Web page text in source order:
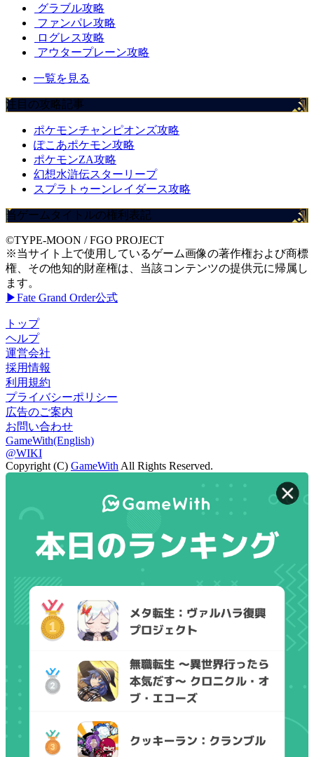
グラブル攻略
ファンパレ攻略
ログレス攻略
アウタープレーン攻略
一覧を見る
注目の攻略記事
ポケモンチャンピオンズ攻略
ぽこあポケモン攻略
ポケモンZA攻略
幻想水滸伝スターリープ
スプラトゥーンレイダース攻略
当ゲームタイトルの権利表記
©TYPE-MOON / FGO PROJECT
※当サイト上で使用しているゲーム画像の著作権および商標
権、その他知的財産権は、当該コンテンツの提供元に帰属し
ます。
▶Fate Grand Order公式
トップ
ヘルプ
運営会社
採用情報
利用規約
プライバシーポリシー
広告のご案内
お問い合わせ
GameWith(English)
@WIKI
Copyright (C) GameWith All Rights Reserved.